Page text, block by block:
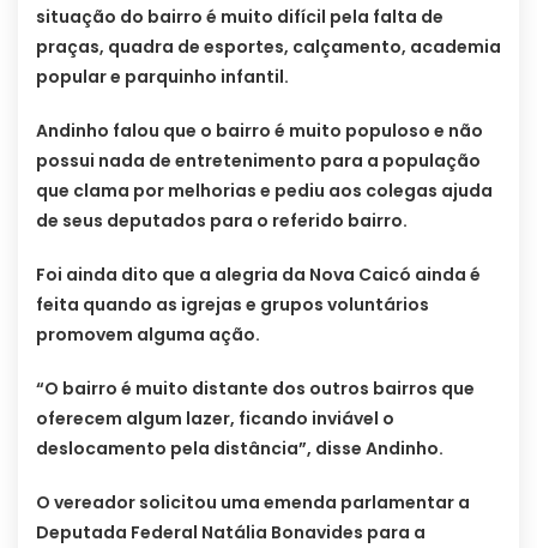
situação do bairro é muito difícil pela falta de
praças, quadra de esportes, calçamento, academia
popular e parquinho infantil.
Andinho falou que o bairro é muito populoso e não
possui nada de entretenimento para a população
que clama por melhorias e pediu aos colegas ajuda
de seus deputados para o referido bairro.
Foi ainda dito que a alegria da Nova Caicó ainda é
feita quando as igrejas e grupos voluntários
promovem alguma ação.
“O bairro é muito distante dos outros bairros que
oferecem algum lazer, ficando inviável o
deslocamento pela distância”, disse Andinho.
O vereador solicitou uma emenda parlamentar a
Deputada Federal Natália Bonavides para a